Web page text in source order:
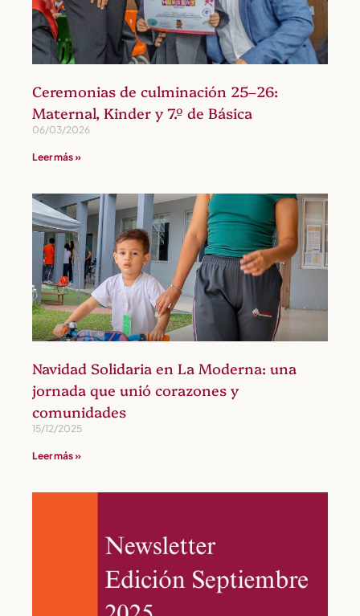
Ceremonias de culminación 25–26:
Maternal, Kinder y 7.º de Básica
06/03/2026
Leer más »
Navidad Solidaria en La Moderna: una
jornada que unió corazones y
comunidades
15/12/2025
Leer más »